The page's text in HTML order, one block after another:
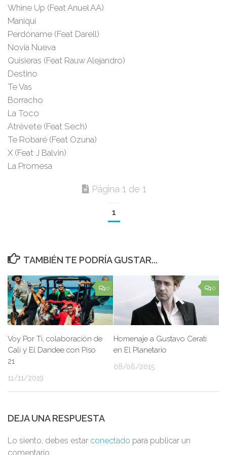
Whine Up (Feat Anuel AA)
Maniquí
Perdóname (Feat Darell)
Novia Nueva
Quisieras (Feat Rauw Alejandro)
Destino
Te Vas
Borracho
La Toco
Atrévete (Feat Sech)
Te Robaré (Feat Ozuna)
X (Feat J Balvin)
La Promesa
Página 1 de 1
1
TAMBIÉN TE PODRÍA GUSTAR...
0
Voy Por Ti, colaboración de
Cali y El Dandee con Piso
21
11/11/2019
0
Homenaje a Gustavo Cerati
en El Planetario
08/06/2015
DEJA UNA RESPUESTA
Lo siento, debes estar conectado para publicar un
comentario.